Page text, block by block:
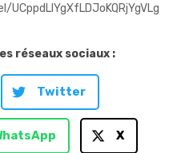
réseaux sociaux :
Twitter
X